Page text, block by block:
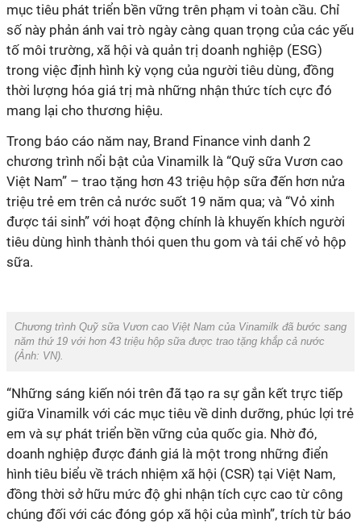
mục tiêu phát triển bền vững trên phạm vi toàn cầu. Chỉ
số này phản ánh vai trò ngày càng quan trọng của các yếu
tố môi trường, xã hội và quản trị doanh nghiệp (ESG)
trong việc định hình kỳ vọng của người tiêu dùng, đồng
thời lượng hóa giá trị mà những nhận thức tích cực đó
mang lại cho thương hiệu.
Trong báo cáo năm nay, Brand Finance vinh danh 2
chương trình nổi bật của Vinamilk là “Quỹ sữa Vươn cao
Việt Nam” – trao tặng hơn 43 triệu hộp sữa đến hơn nửa
triệu trẻ em trên cả nước suốt 19 năm qua; và “Vỏ xinh
được tái sinh” với hoạt động chính là khuyến khích người
tiêu dùng hình thành thói quen thu gom và tái chế vỏ hộp
sữa.
Chương trình Quỹ sữa Vươn cao Việt Nam của Vinamilk đã bước sang
năm thứ 19 với hơn 43 triệu hộp sữa được trao tặng khắp cả nước
(Ảnh: VN).
“Những sáng kiến nói trên đã tạo ra sự gắn kết trực tiếp
giữa Vinamilk với các mục tiêu về dinh dưỡng, phúc lợi trẻ
em và sự phát triển bền vững của quốc gia. Nhờ đó,
doanh nghiệp được đánh giá là một trong những điển
hình tiêu biểu về trách nhiệm xã hội (CSR) tại Việt Nam,
đồng thời sở hữu mức độ ghi nhận tích cực cao từ công
chúng đối với các đóng góp xã hội của mình”, trích từ báo